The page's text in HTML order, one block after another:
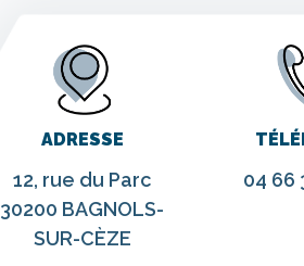
ADRESSE
12, rue du Parc
30200 BAGNOLS-
SUR-CÈZE
04 66